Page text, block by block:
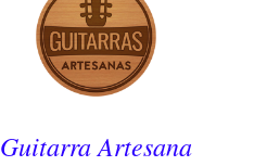
Guitarra Artesana